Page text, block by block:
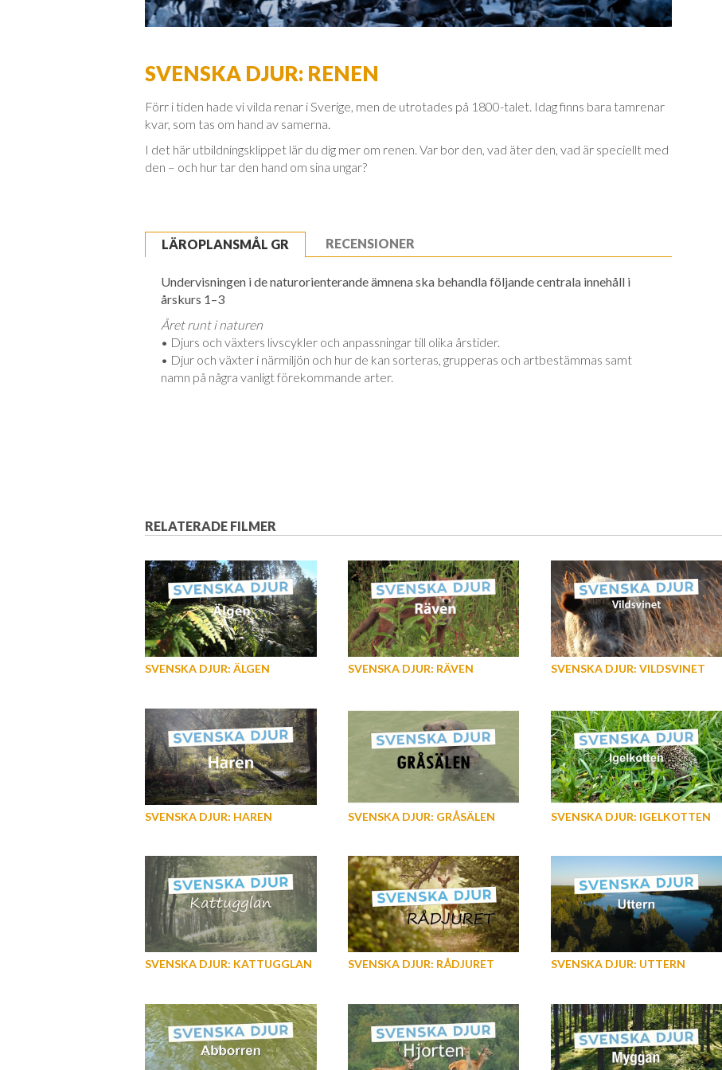
SVENSKA DJUR: RENEN
Förr i tiden hade vi vilda renar i Sverige, men de utrotades på 1800-talet. Idag finns bara tamrenar
kvar, som tas om hand av samerna.
I det här utbildningsklippet lär du dig mer om renen. Var bor den, vad äter den, vad är speciellt med
den – och hur tar den hand om sina ungar?
LÄROPLANSMÅL GR
Undervisningen i de naturorienterande ämnena ska behandla följande centrala innehåll i
årskurs 1–3
Året runt i naturen
• Djurs och växters livscykler och anpassningar till olika årstider.
• Djur och växter i närmiljön och hur de kan sorteras, grupperas och artbestämmas samt
namn på några vanligt förekommande arter.
RECENSIONER
RELATERADE FILMER
SVENSKA DJUR: ÄLGEN SVENSKA DJUR: RÄVEN SVENSKA DJUR: VILDSVINET
SVENSKA DJUR: HAREN SVENSKA DJUR: GRÅSÄLEN SVENSKA DJUR: IGELKOTTEN
SVENSKA DJUR: KATTUGGLAN SVENSKA DJUR: RÅDJURET SVENSKA DJUR: UTTERN